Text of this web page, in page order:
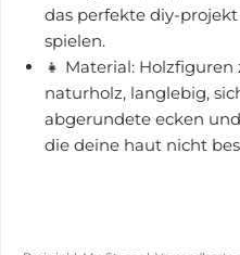
das perfekte diy-
spielen.
👧 Material:
naturholz, langlebig,
abgerundete ecken
die deine haut nicht